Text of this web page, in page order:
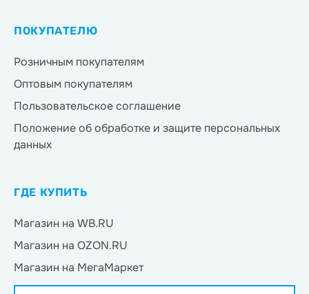
ПОКУПАТЕЛЮ
Розничным покупателям
Оптовым покупателям
Пользовательское соглашение
Положение об обработке и защите персональных
данных
ГДЕ КУПИТЬ
Магазин на WB.RU
Магазин на OZON.RU
Магазин на МегаМаркет
Магазин на Яндекс.Маркет